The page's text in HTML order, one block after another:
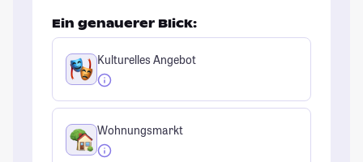
Ein genauerer Blick:
Kulturelles Angebot
Wohnungsmarkt